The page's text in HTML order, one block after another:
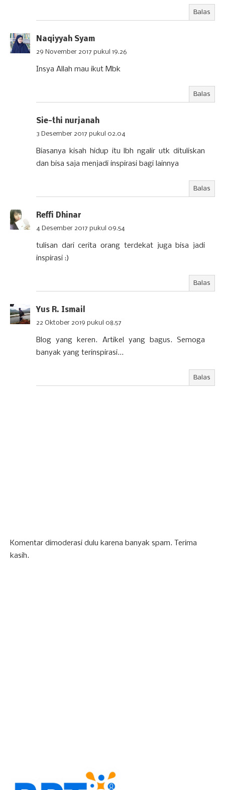
Balas
Naqiyyah Syam
29 November 2017 pukul 19.26
Insya Allah mau ikut Mbk
Balas
Sie-thi nurjanah
3 Desember 2017 pukul 02.04
Biasanya kisah hidup itu lbh ngalir utk dituliskan
dan bisa saja menjadi inspirasi bagi lainnya
Balas
Reffi Dhinar
4 Desember 2017 pukul 09.54
tulisan dari cerita orang terdekat juga bisa jadi
inspirasi :)
Balas
Yus R. Ismail
22 Oktober 2019 pukul 08.57
Blog yang keren. Artikel yang bagus. Semoga
banyak yang terinspirasi...
Balas
Komentar dimoderasi dulu karena banyak spam. Terima
kasih.